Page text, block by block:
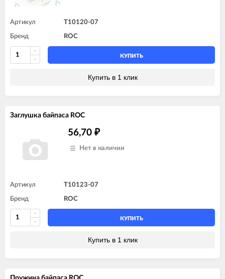
Артикул T10120-07
Бренд ROC
КУПИТЬ
Купить в 1 клик
Заглушка байпаса ROC
56,70 ₽
Нет в наличии
Артикул T10123-07
Бренд ROC
КУПИТЬ
Купить в 1 клик